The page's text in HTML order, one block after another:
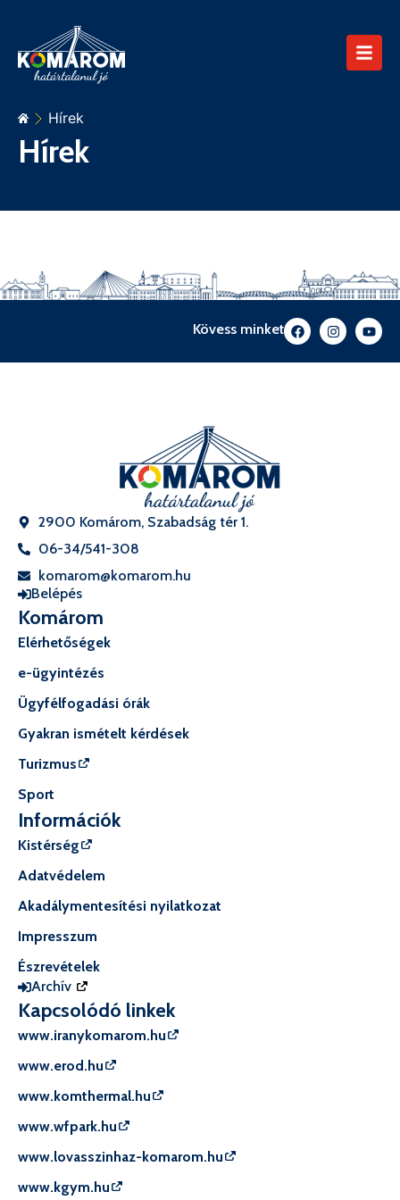
Hírek
Hírek
Kövess minket
2900 Komárom, Szabadság tér 1.
06-34/541-308
komarom@komarom.hu
Belépés
Komárom
Elérhetőségek
e-ügyintézés
Ügyfélfogadási órák
Gyakran ismételt kérdések
Turizmus
Sport
Információk
Kistérség
Adatvédelem
Akadálymentesítési nyilatkozat
Impresszum
Észrevételek
Archív
Kapcsolódó linkek
www.iranykomarom.hu
www.erod.hu
www.komthermal.hu
www.wfpark.hu
www.lovasszinhaz-komarom.hu
www.kgym.hu